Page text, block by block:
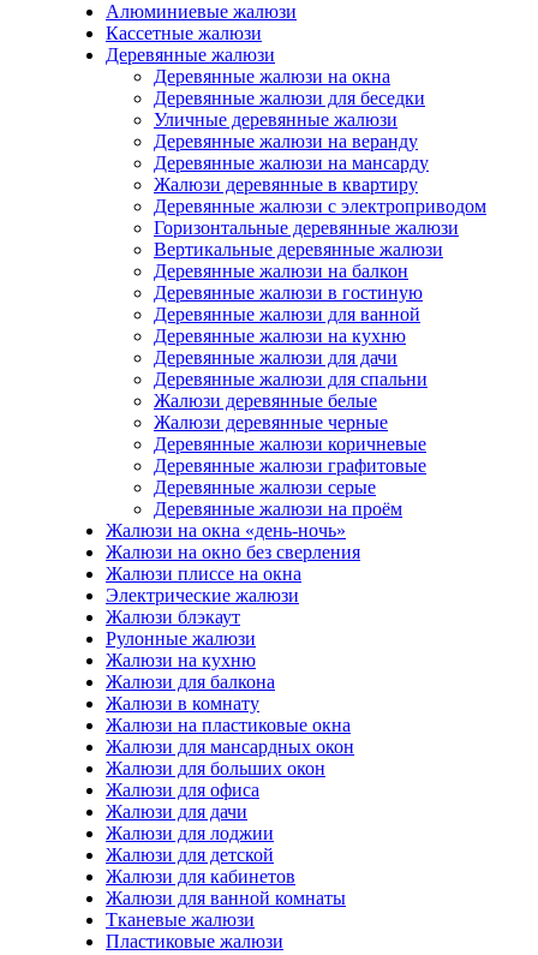
Алюминиевые жалюзи
Кассетные жалюзи
Деревянные жалюзи
Деревянные жалюзи на окна
Деревянные жалюзи для беседки
Уличные деревянные жалюзи
Деревянные жалюзи на веранду
Деревянные жалюзи на мансарду
Жалюзи деревянные в квартиру
Деревянные жалюзи с электроприводом
Горизонтальные деревянные жалюзи
Вертикальные деревянные жалюзи
Деревянные жалюзи на балкон
Деревянные жалюзи в гостиную
Деревянные жалюзи для ванной
Деревянные жалюзи на кухню
Деревянные жалюзи для дачи
Деревянные жалюзи для спальни
Жалюзи деревянные белые
Жалюзи деревянные черные
Деревянные жалюзи коричневые
Деревянные жалюзи графитовые
Деревянные жалюзи серые
Деревянные жалюзи на проём
Жалюзи на окна «день-ночь»
Жалюзи на окно без сверления
Жалюзи плиссе на окна
Электрические жалюзи
Жалюзи блэкаут
Рулонные жалюзи
Жалюзи на кухню
Жалюзи для балкона
Жалюзи в комнату
Жалюзи на пластиковые окна
Жалюзи для мансардных окон
Жалюзи для больших окон
Жалюзи для офиса
Жалюзи для дачи
Жалюзи для лоджии
Жалюзи для детской
Жалюзи для кабинетов
Жалюзи для ванной комнаты
Тканевые жалюзи
Пластиковые жалюзи